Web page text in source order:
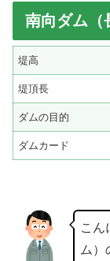
南向ダム（
堤高
堤頂長
ダムの目的
ダムカード
こん
ム）